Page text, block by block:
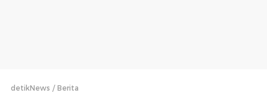
detikNews Berita